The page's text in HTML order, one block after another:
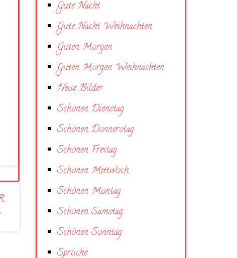
Gute Nacht
Gute Nacht Weihnachten
Guten Morgen
Guten Morgen Weihnachten
Neue Bilder
Schönen Dienstag
Schönen Donnerstag
Schönen Freitag
Schönen Mittwoch
Schönen Montag
Schönen Samstag
Schönen Sonntag
Sprüche